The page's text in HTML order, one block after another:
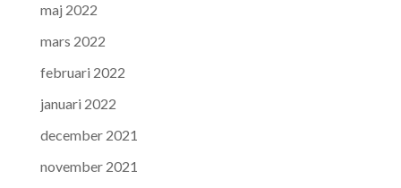
maj 2022
mars 2022
februari 2022
januari 2022
december 2021
november 2021